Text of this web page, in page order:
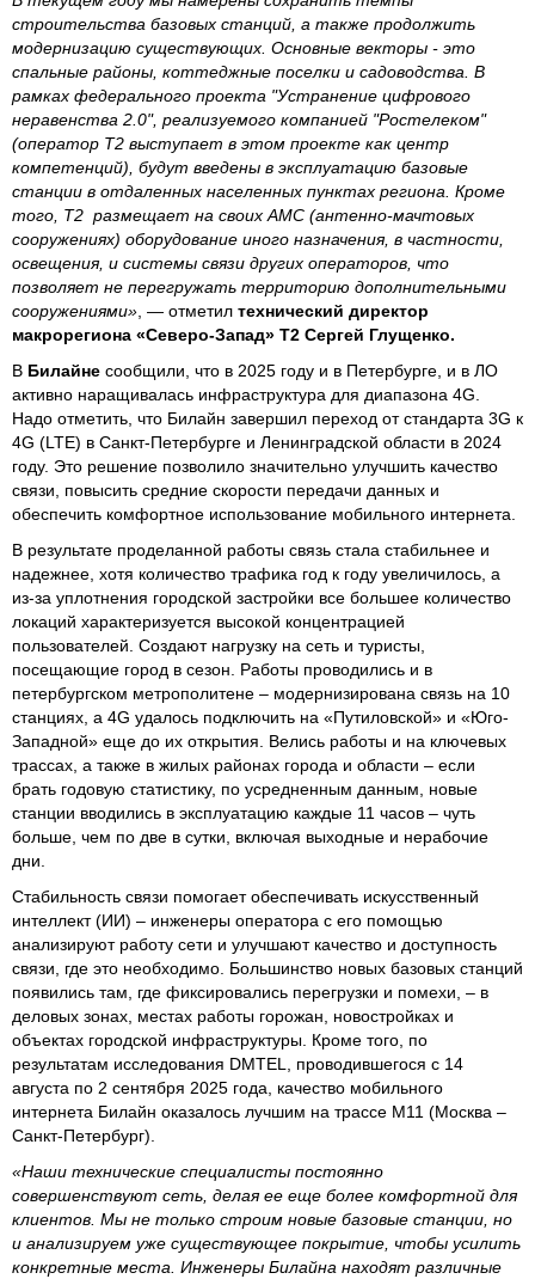
строительства базовых станций, а также продолжить
модернизацию существующих. Основные векторы - это
спальные районы, коттеджные поселки и садоводства. В
рамках федерального проекта "Устранение цифрового
неравенства 2.0", реализуемого компанией "Ростелеком"
(оператор T2 выступает в этом проекте как центр
компетенций), будут введены в эксплуатацию базовые
станции в отдаленных населенных пунктах региона. Кроме
того, Т2 размещает на своих АМС (антенно-мачтовых
сооружениях) оборудование иного назначения, в частности,
освещения, и системы связи других операторов, что
позволяет не перегружать территорию дополнительными
сооружениями» , — отметил технический директор
макрорегиона «Северо-Запад» T2 Сергей Глущенко.
В Билайне сообщили, что в 2025 году и в Петербурге, и в ЛО
активно наращивалась инфраструктура для диапазона 4G.
Надо отметить, что Билайн завершил переход от стандарта 3G к
4G (LTE) в Санкт-Петербурге и Ленинградской области в 2024
году. Это решение позволило значительно улучшить качество
связи, повысить средние скорости передачи данных и
обеспечить комфортное использование мобильного интернета.
В результате проделанной работы связь стала стабильнее и
надежнее, хотя количество трафика год к году увеличилось, а
из-за уплотнения городской застройки все большее количество
локаций характеризуется высокой концентрацией
пользователей. Создают нагрузку на сеть и туристы,
посещающие город в сезон. Работы проводились и в
петербургском метрополитене – модернизирована связь на 10
станциях, а 4G удалось подключить на «Путиловской» и «Юго-
Западной» еще до их открытия. Велись работы и на ключевых
трассах, а также в жилых районах города и области – если
брать годовую статистику, по усредненным данным, новые
станции вводились в эксплуатацию каждые 11 часов – чуть
больше, чем по две в сутки, включая выходные и нерабочие
дни.
Стабильность связи помогает обеспечивать искусственный
интеллект (ИИ) – инженеры оператора с его помощью
анализируют работу сети и улучшают качество и доступность
связи, где это необходимо. Большинство новых базовых станций
появились там, где фиксировались перегрузки и помехи, – в
деловых зонах, местах работы горожан, новостройках и
объектах городской инфраструктуры. Кроме того, по
результатам исследования DMTEL, проводившегося с 14
августа по 2 сентября 2025 года, качество мобильного
интернета Билайн оказалось лучшим на трассе М11 (Москва –
Санкт-Петербург).
«Наши технические специалисты постоянно
совершенствуют сеть, делая ее еще более комфортной для
клиентов. Мы не только строим новые базовые станции, но
и анализируем уже существующее покрытие, чтобы усилить
конкретные места. Инженеры Билайна находят различные